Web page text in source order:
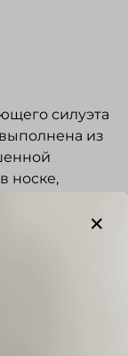
силуэта
из
носке,
на молнии,
Брюки
и пиджаками
для